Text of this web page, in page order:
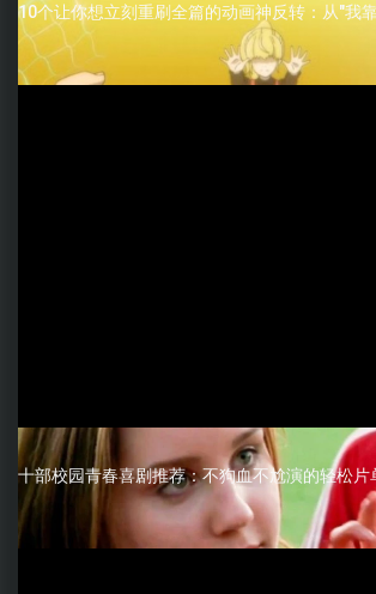
10个让你想立刻重刷全篇的动画神反转：从"我
十部校园青春喜剧推荐：不狗血不尬演的轻松片